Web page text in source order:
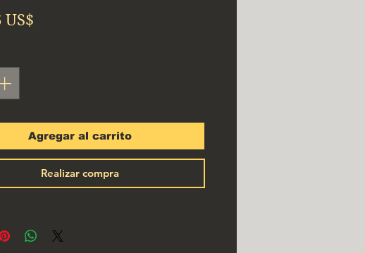
US$
Agregar al carrito
Realizar compra